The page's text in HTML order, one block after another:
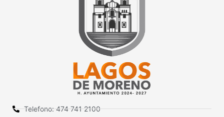
Telefono: 474 741 2100